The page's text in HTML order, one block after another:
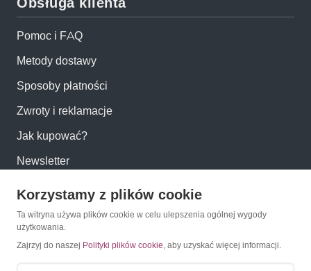
Pomoc i FAQ
Metody dostawy
Sposoby płatności
Zwroty i reklamacje
Jak kupować?
Newsletter
Konto
Moje konto
Moje zamówienia
Korzystamy z plików cookie
Ta witryna używa plików cookie w celu ulepszenia ogólnej wygody
użytkowania.
Zajrzyj do naszej Polityki plików cookie, aby uzyskać więcej informacji.